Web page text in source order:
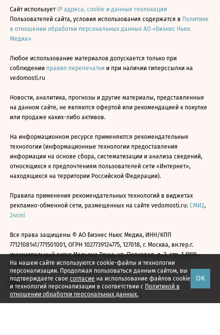
На нашем сайте используются cookie-файлы и технологии
персонализации. Продолжая пользоваться данным сайтом, вы
подтверждаете свое согласие на использование файлов cookie
и технологий персонализации в соответствии с Политикой в
отношении обработки персональных данных.
ОК
Сайт использует IP адреса, cookie и данные геолокации
Пользователей сайта, условия использования содержатся в Политике
в отношении обработки персональных данных АО «Бизнес Ньюс
Медиа»
Любое использование материалов допускается только при
соблюдении правил перепечатки и при наличии гиперссылки на
vedomosti.ru
Новости, аналитика, прогнозы и другие материалы, представленные
на данном сайте, не являются офертой или рекомендацией к покупке
или продаже каких-либо активов.
На информационном ресурсе применяются рекомендательные
технологии (информационные технологии предоставления
информации на основе сбора, систематизации и анализа сведений,
относящихся к предпочтениям пользователей сети «Интернет»,
находящихся на территории Российской Федерации).
Правила применения рекомендательных технологий в виджетах
рекламно-обменной сети, размещенных на сайте vedomosti.ru: СМИ2,
24smi
Все права защищены © АО Бизнес Ньюс Медиа, ИНН/КПП
7712108141/771501001, ОГРН 1027739124775, 127018, г. Москва, вн.тер.г.
муниципальный округ Марьина Роща, ул. Полковая, д. 3, стр. 1 1999—
2026